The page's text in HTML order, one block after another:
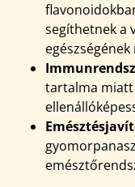
segíthetnek a
tartalma miatt